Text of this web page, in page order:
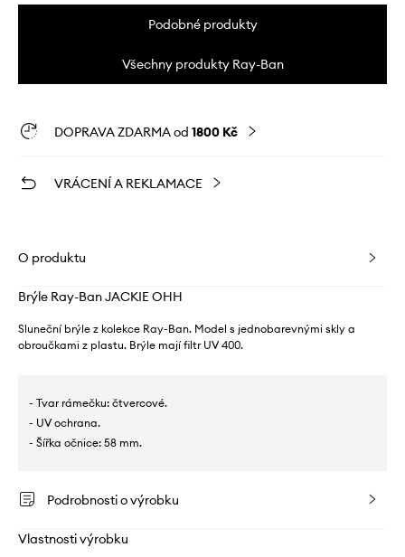
Podobné produkty
Všechny produkty Ray-Ban
DOPRAVA ZDARMA od 1800 Kč
VRÁCENÍ A REKLAMACE
O produktu
Brýle Ray-Ban JACKIE OHH
Sluneční brýle z kolekce Ray-Ban. Model s jednobarevnými skly a
obroučkami z plastu. Brýle mají filtr UV 400.
- Tvar rámečku: čtvercové.
- UV ochrana.
- Šířka očnice: 58 mm.
Podrobnosti o výrobku
Vlastnosti výrobku